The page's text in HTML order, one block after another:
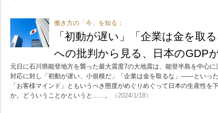
働き方の「今」を知る：
「初動が遅い」「企業は金を
への批判から見る、日本のGDP
元日に石川県能登地方を襲った最大震度7の大地震は、能登半島を中心
対応に対し「初動が遅い、小規模だ」「企業は金を取るな」――といっ
「お客様マインド」ともいうべき態度がめぐりめぐって日本の生産性を
か。どういうことかというと……。
（2024/1/18）